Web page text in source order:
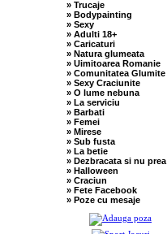
» Ion si Maria
» Istorice
» Misogine
» Moldoveni
» Mosnegi
» Nebuni
» Negri
» Olteni
» Pescari
» Perle
» Politice
» Politisti
» Popi
» Radio Erevan
» Religioase
» Romani
» Sadice
» Secretare
» Sefi
» Scotieni
» Seci
» Soacre
» Sport
» Trucaje
» Bodypainting
» Sexy
» Adulti 18+
» Caricaturi
» Natura glumeata
» Uimitoarea Romanie
» Comunitatea Glumite
» Sexy Craciunite
» O lume nebuna
» La serviciu
» Barbati
» Femei
» Mirese
» Sub fusta
» La betie
» Dezbracata si nu prea
» Halloween
» Craciun
» Fete Facebook
» Poze cu mesaje